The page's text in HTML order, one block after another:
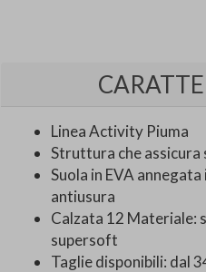
Linea Activity Piuma
Struttura che assicura
Suola in EVA
antiusura
Calzata 12 Materiale:
supersoft
Taglie disponibili: dal